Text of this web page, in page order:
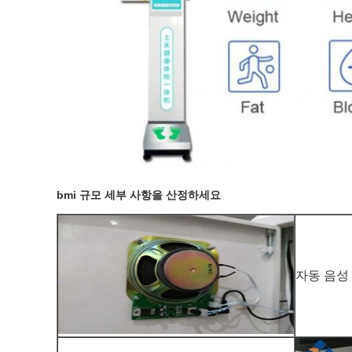
bmi 규모 세부 사항을 산정하세요
자동 음성